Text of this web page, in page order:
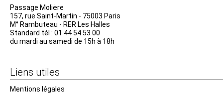
Passage Moliėre
157, rue Saint-Martin - 75003 Paris
M° Rambuteau - RER Les Halles
Standard tél : 01 44 54 53 00
du mardi au samedi de 15h à 18h
Liens utiles
Mentions légales